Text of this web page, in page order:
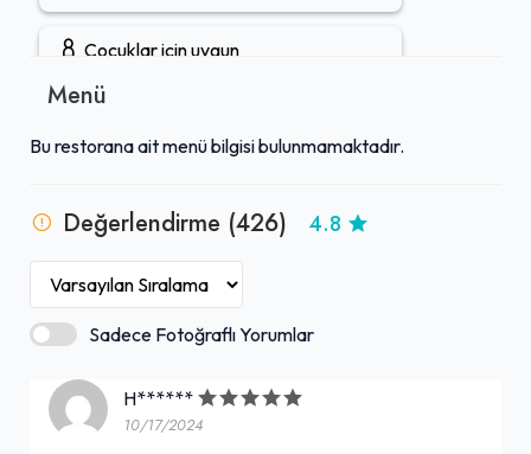
Çocuklar için uygun
Açık hava oturma alanı
Rezervasyon yapılabilir
Tuvalet mevcut
Menü
Bu restorana ait menü bilgisi bulunmamaktadır.
Değerlendirme (426) 4.8
Sadece Fotoğraflı Yorumlar
H******
10/17/2024